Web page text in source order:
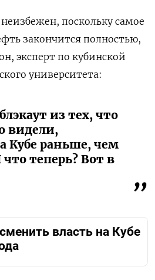
поскольку самое
закончится полностью,
эксперт по кубинской
университета:
из тех, что
видели,
Кубе раньше, чем
теперь? Вот в
власть на Кубе